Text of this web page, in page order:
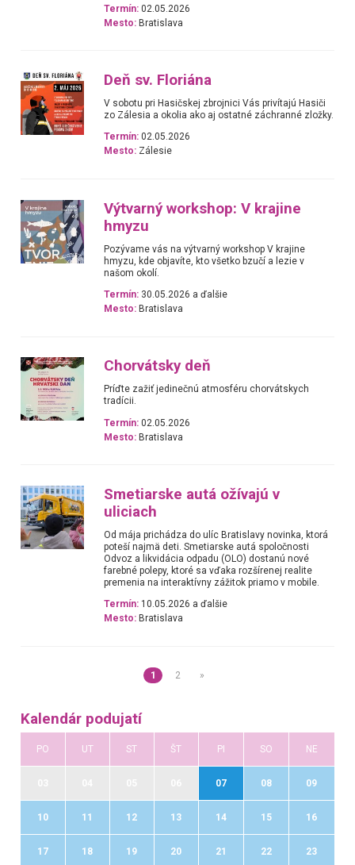
Termín: 02.05.2026
Mesto: Bratislava
Deň sv. Floriána
V sobotu pri Hasičskej zbrojnici Vás privítajú Hasiči
zo Zálesia a okolia ako aj ostatné záchranné zložky.
Termín: 02.05.2026
Mesto: Zálesie
Výtvarný workshop: V krajine
hmyzu
Pozývame vás na výtvarný workshop V krajine
hmyzu, kde objavíte, kto všetko bzučí a lezie v
našom okolí.
Termín: 30.05.2026 a ďalšie
Mesto: Bratislava
Chorvátsky deň
Príďte zažiť jedinečnú atmosféru chorvátskych
tradícii.
Termín: 02.05.2026
Mesto: Bratislava
Smetiarske autá ožívajú v
uliciach
Od mája prichádza do ulíc Bratislavy novinka, ktorá
poteší najmä deti. Smetiarske autá spoločnosti
Odvoz a likvidácia odpadu (OLO) dostanú nové
farebné polepy, ktoré sa vďaka rozšírenej realite
premenia na interaktívny zážitok priamo v mobile.
Termín: 10.05.2026 a ďalšie
Mesto: Bratislava
1 2 »
Kalendár podujatí
PO UT ST ŠT PI SO NE
07 08 09
10 11 12 13 14 15 16
17 18 19 20 21 22 23